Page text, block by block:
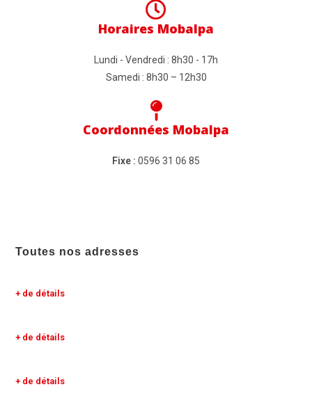
Horaires Mobalpa
Lundi - Vendredi : 8h30 - 17h
Samedi : 8h30 – 12h30
Coordonnées Mobalpa
Fixe : 0596 31 06 85
Toutes nos adresses
+ de détails
+ de détails
+ de détails